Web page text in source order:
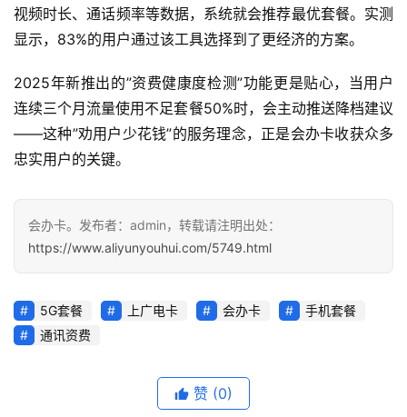
随
身
i
F
i
快
更
面
视频时长、通话频率等数据，系统就会推荐最优套餐。实测
显示，83%的用户通过该工具选择到了更经济的方案。
2025年新推出的”资费健康度检测”功能更是贴心，当用户
连续三个月流量使用不足套餐50%时，会主动推送降档建议
——这种”劝用户少花钱”的服务理念，正是会办卡收获众多
忠实用户的关键。
会办卡。发布者：admin，转载请注明出处：
https://www.aliyunyouhui.com/5749.html
5G套餐 上广电卡 会办卡
手机套餐
通讯资费
赞 (0)